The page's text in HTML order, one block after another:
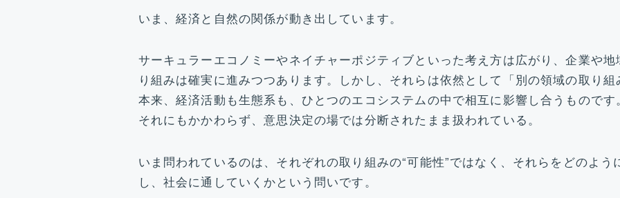
いま、経済と自然の関係が動き出しています。
サーキュラーエコノミーやネイチャーポジティブといった考え方は広がり、企業や
り組みは確実に進みつつあります。しかし、それらは依然として「別の領域の取り
本来、経済活動も生態系も、ひとつのエコシステムの中で相互に影響し合うものです
それにもかかわらず、意思決定の場では分断されたまま扱われている。
いま問われているのは、それぞれの取り組みの“可能性”ではなく、それらをどのよ
し、社会に通していくかという問いです。